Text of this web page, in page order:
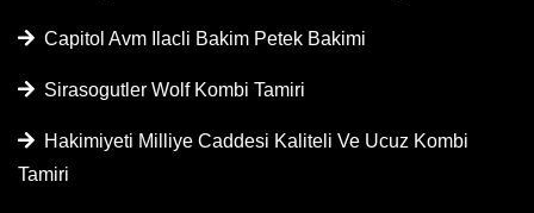
Capitol Avm Ilacli Bakim Petek Bakimi
Sirasogutler Wolf Kombi Tamiri
Hakimiyeti Milliye Caddesi Kaliteli Ve Ucuz Kombi
Tamiri